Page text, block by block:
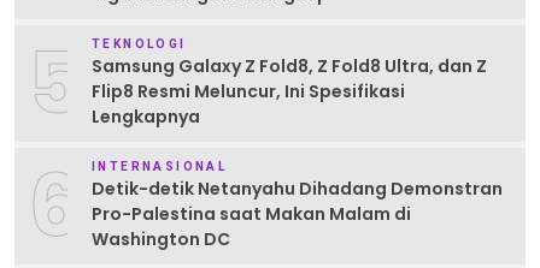
5 TEKNOLOGI
Samsung Galaxy Z Fold8, Z Fold8 Ultra, dan Z
Flip8 Resmi Meluncur, Ini Spesifikasi
Lengkapnya
6 INTERNASIONAL
Detik-detik Netanyahu Dihadang Demonstran
Pro-Palestina saat Makan Malam di
Washington DC